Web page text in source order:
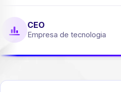
CEO
Empresa de tecnologia